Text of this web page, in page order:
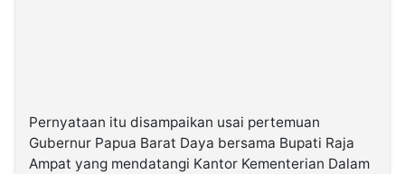
Pernyataan itu disampaikan usai pertemuan
Gubernur Papua Barat Daya bersama Bupati Raja
Ampat yang mendatangi Kantor Kementerian Dalam